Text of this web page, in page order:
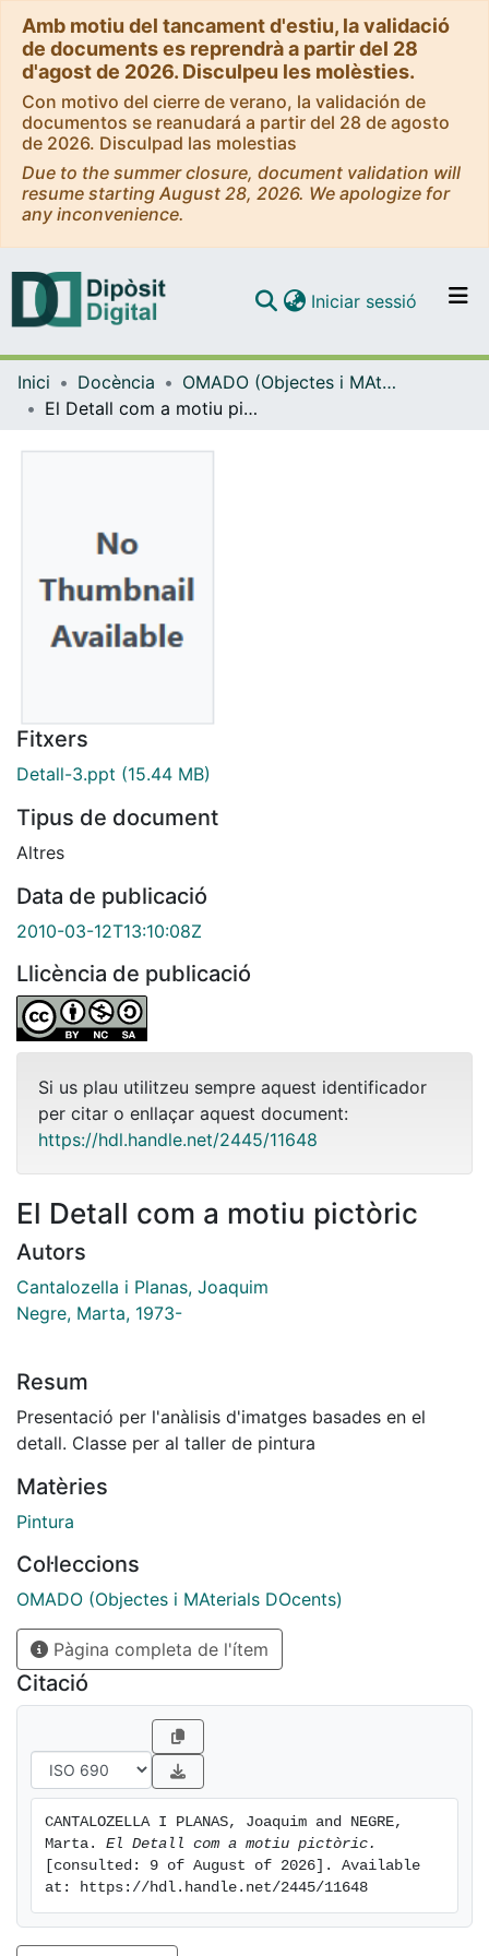
Amb motiu del tancament d'estiu, la validació
de documents es reprendrà a partir del 28
d'agost de 2026. Disculpeu les molèsties.
Con motivo del cierre de verano, la validación de
documentos se reanudará a partir del 28 de agosto
de 2026. Disculpad las molestias
Due to the summer closure, document validation will
resume starting August 28, 2026. We apologize for
any inconvenience.
Navega per tot el DD
Com publicar
Iniciar sessió (current)
Inici Docència
OMADO (Objectes i MAterials DOcents)
El Detall com a motiu pictòric
Fitxers
Detall-3.ppt (15.44 MB)
Tipus de document
Altres
Data de publicació
2010-03-12T13:10:08Z
Llicència de publicació
Si us plau utilitzeu sempre aquest identificador
per citar o enllaçar aquest document:
https://hdl.handle.net/2445/11648
El Detall com a motiu pictòric
Autors
Cantalozella i Planas, Joaquim
Negre, Marta, 1973-
Resum
Presentació per l'anàlisis d'imatges basades en el
detall. Classe per al taller de pintura
Matèries
Pintura
Col·leccions
OMADO (Objectes i MAterials DOcents)
Pàgina completa de l'ítem
Citació
CANTALOZELLA I PLANAS, Joaquim and NEGRE,
Marta. El Detall com a motiu pictòric.
[consulted: 9 of August of 2026]. Available
at: https://hdl.handle.net/2445/11648